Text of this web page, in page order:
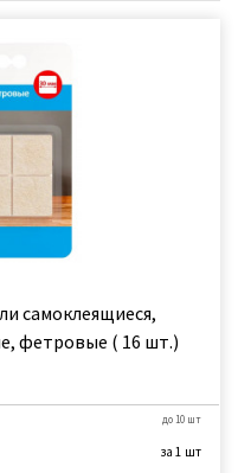
самоклеящиеся,
фетровые ( 16 шт.)
до 10 шт
за 1 шт